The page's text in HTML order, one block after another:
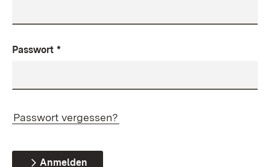
Passwort *
Passwort vergessen?
Anmelden